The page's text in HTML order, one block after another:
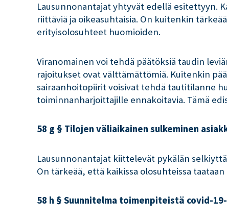
Lausunnonantajat yhtyvät edellä esitettyyn.
riittäviä ja oikeasuhtaisia. On kuitenkin
erityisolosuhteet huomioiden.
Viranomainen voi tehdä päätöksiä taudin
rajoitukset ovat välttämättömiä. Kuitenkin
sairaanhoitopiirit voisivat tehdä tautitilanne
toiminnanharjoittajille ennakoitavia. Tämä
58 g § Tilojen väliaikainen sulkeminen
Lausunnonantajat kiittelevät pykälän
On tärkeää, että kaikissa olosuhteissa
58 h § Suunnitelma toimenpiteistä covid-